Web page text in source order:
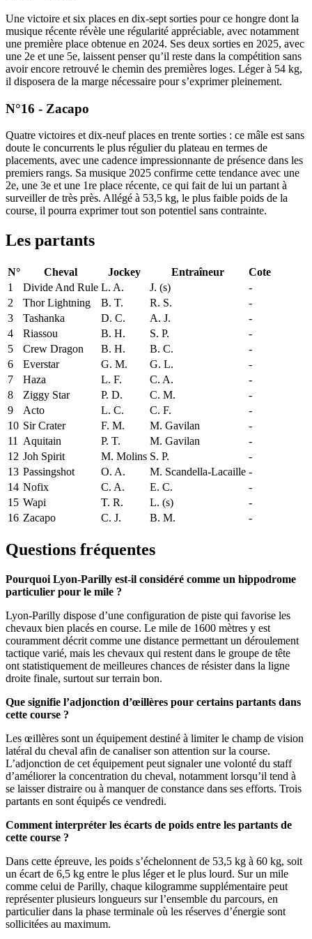
Une victoire et six places en dix-sept sorties pour ce hongre dont la
musique récente révèle une régularité appréciable, avec notamment
une première place obtenue en 2024. Ses deux sorties en 2025, avec
une 2e et une 5e, laissent penser qu’il reste dans la compétition sans
avoir encore retrouvé le chemin des premières loges. Léger à 54 kg,
il disposera de la marge nécessaire pour s’exprimer pleinement.
N°16 - Zacapo
Quatre victoires et dix-neuf places en trente sorties : ce mâle est sans
doute le concurrents le plus régulier du plateau en termes de
placements, avec une cadence impressionnante de présence dans les
premiers rangs. Sa musique 2025 confirme cette tendance avec une
2e, une 3e et une 1re place récente, ce qui fait de lui un partant à
surveiller de très près. Allégé à 53,5 kg, le plus faible poids de la
course, il pourra exprimer tout son potentiel sans contrainte.
Les partants
N° Cheval Jockey Entraîneur
Cote
1
Divide And Rule L. A. J. (s)
-
2
Thor Lightning B. T. R. S.
-
3
Tashanka D. C. A. J.
-
4
Riassou B. H. S. P.
-
5
Crew Dragon B. H. B. C.
-
6
Everstar G. M. G. L.
-
7
Haza L. F. C. A.
-
8
Ziggy Star P. D. C. M.
-
9
Acto L. C. C. F.
-
10 Sir Crater F. M. M. Gavilan
-
11
Aquitain P. T. M. Gavilan
-
12 Joh Spirit M. Molins S. P.
-
13 Passingshot O. A. M. Scandella-Lacaille -
14 Nofix C. A. E. C.
-
15 Wapi T. R. L. (s)
-
16 Zacapo C. J. B. M. -
Questions fréquentes
Pourquoi Lyon-Parilly est-il considéré comme un hippodrome
particulier pour le mile ?
Lyon-Parilly dispose d’une configuration de piste qui favorise les
chevaux bien placés en course. Le mile de 1600 mètres y est
couramment décrit comme une distance permettant un déroulement
tactique varié, mais les chevaux qui restent dans le groupe de tête
ont statistiquement de meilleures chances de résister dans la ligne
droite finale, surtout sur terrain bon.
Que signifie l’adjonction d’œillères pour certains partants dans
cette course ?
Les œillères sont un équipement destiné à limiter le champ de vision
latéral du cheval afin de canaliser son attention sur la course.
L’adjonction de cet équipement peut signaler une volonté du staff
d’améliorer la concentration du cheval, notamment lorsqu’il tend à
se laisser distraire ou à manquer de constance dans ses efforts. Trois
partants en sont équipés ce vendredi.
Comment interpréter les écarts de poids entre les partants de
cette course ?
Dans cette épreuve, les poids s’échelonnent de 53,5 kg à 60 kg, soit
un écart de 6,5 kg entre le plus léger et le plus lourd. Sur un mile
comme celui de Parilly, chaque kilogramme supplémentaire peut
représenter plusieurs longueurs sur l’ensemble du parcours, en
particulier dans la phase terminale où les réserves d’énergie sont
sollicitées au maximum.